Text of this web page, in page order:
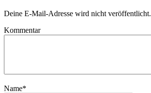
Deine E-Mail-Adresse wird nicht veröffentlicht.
Kommentar
Name*